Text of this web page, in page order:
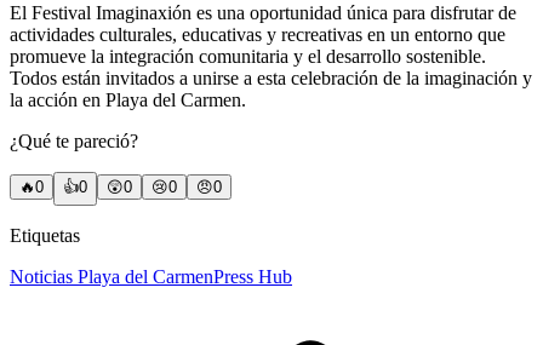
El Festival Imaginaxión es una oportunidad única para disfrutar de
actividades culturales, educativas y recreativas en un entorno que
promueve la integración comunitaria y el desarrollo sostenible.
Todos están invitados a unirse a esta celebración de la imaginación y
la acción en Playa del Carmen.
¿Qué te pareció?
🔥0 👍0 😲0 😢0 😠0
Etiquetas
Noticias Playa del CarmenPress Hub